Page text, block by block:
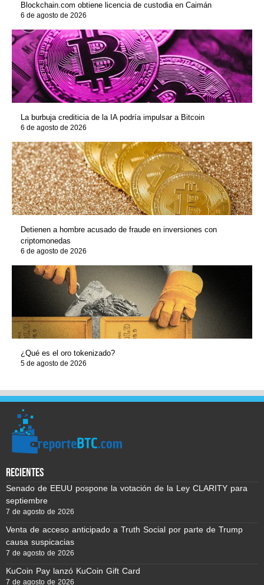
Blockchain.com obtiene licencia de custodia en Caimán
6 de agosto de 2026
La burbuja crediticia de la IA podría impulsar a Bitcoin
6 de agosto de 2026
Detienen a hombre acusado de fraude en inversiones con
criptomonedas
6 de agosto de 2026
¿Qué es el oro tokenizado?
5 de agosto de 2026
recientes
Senado de EEUU pospone la votación de la Ley CLARITY para
septiembre
7 de agosto de 2026
Venta de acceso anticipado a Truth Social por parte de Trump
causa suspicacias
7 de agosto de 2026
KuCoin Pay lanzó KuCoin Gift Card
7 de agosto de 2026